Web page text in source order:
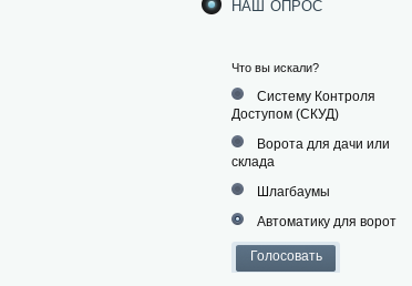
наш опрос
Что вы искали?
Систему Контроля
Доступом (СКУД)
Ворота для дачи или
склада
Шлагбаумы
Автоматику для ворот